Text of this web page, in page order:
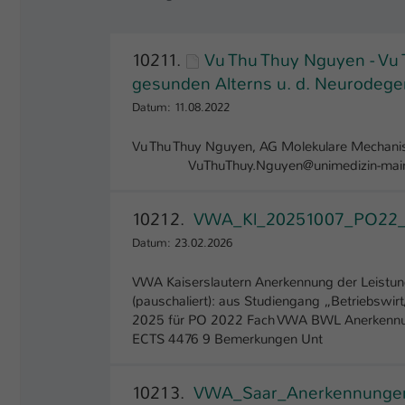
10211.
Vu Thu Thuy Nguyen -
gesunden Alterns u. d.
Datum: 11.08.2022
Vu Thu Thuy Nguyen, AG Molekulare
VuThuThuy.Nguyen@unimedizin-
10212.
Datum: 23.02.2026
VWA Kaiserslautern Anerkennung der
(pauschaliert): aus Studiengang
2025 für PO 2022 Fach VWA BWL
ECTS 4476 9 Bemerkungen Unt
10213.